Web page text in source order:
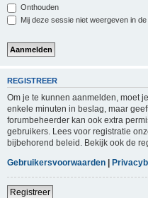
Onthouden
Mij deze sessie niet weergeven in
REGISTREER
Om je te kunnen aanmelden, moet
enkele minuten in beslag, maar
forumbeheerder kan ook extra
gebruikers. Lees voor registratie
bijbehorend beleid. Bekijk ook de
Gebruikersvoorwaarden |
Registreer